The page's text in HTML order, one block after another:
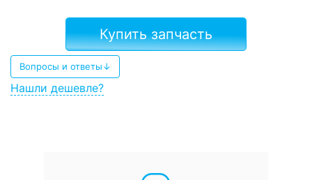
Купить запчасть
Вопросы и ответы↓
Нашли дешевле?